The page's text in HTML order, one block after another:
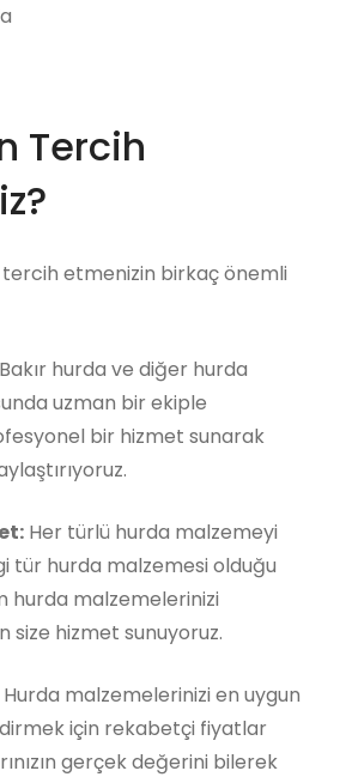
Tercih
tercih etmenizin birkaç önemli
Bakır hurda ve diğer hurda
uzman bir ekiple
bir hizmet sunarak
Her türlü hurda malzemeyi
tür hurda malzemesi olduğu
hurda malzemelerinizi
size hizmet sunuyoruz.
Hurda malzemelerinizi en uygun
için rekabetçi fiyatlar
gerçek değerini bilerek